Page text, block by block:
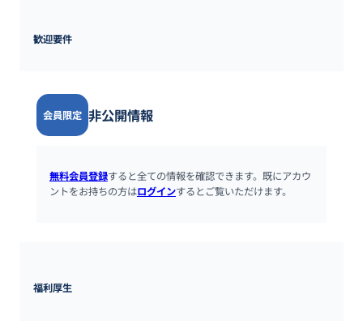
歓迎要件
会員限定 非公開情報
無料会員登録すると全ての情報を確認できます。既にアカウ
ントをお持ちの方はログインするとご覧いただけます。
福利厚生